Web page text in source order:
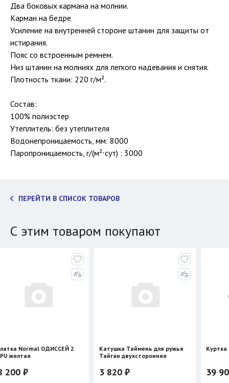
Два боковых кармана на молнии.
Карман на бедре.
Усиление на внутренней стороне штанин для защиты от
истирания.
Пояс со встроенным ремнем.
Низ штанин на молниях для легкого надевания и снятия.
Плотность ткани: 220 г/м².
Состав:
100% полиэстер
Утеплитель: без утеплителя
Водонепроницаемость, мм: 8000
Паропроницаемость, г/(м²⋅сут) : 3000
ПЕРЕЙТИ В СПИСОК ТОВАРОВ
С этим товаром покупают
2
Катушка Таймень для ружья
Тайган двухсторонняя
Куртка Сивера ДИВЪ AZ